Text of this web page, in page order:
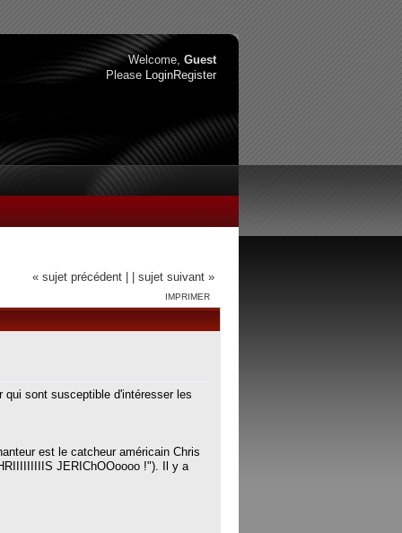
Welcome, Guest
Please LoginRegister
« sujet précédent | | sujet suivant »
IMPRIMER
sont susceptible d'intéresser les
est le catcheur américain Chris
JERIChOOoooo !"). Il y a